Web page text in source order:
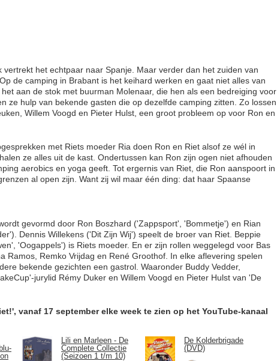
vertrekt het echtpaar naar Spanje. Maar verder dan het zuiden van
de camping in Brabant is het keihard werken en gaat niet alles van
aan de stok met buurman Molenaar, die hen als een bedreiging voor
ze hulp van bekende gasten die op dezelfde camping zitten. Zo lossen
Willem Voogd en Pieter Hulst, een groot probleem op voor Ron en
met Riets moeder Ria doen Ron en Riet alsof ze wél in
ze alles uit de kast. Ondertussen kan Ron zijn ogen niet afhouden
aerobics en yoga geeft. Tot ergernis van Riet, die Ron aanspoort in
al open zijn. Want zij wil maar één ding: dat haar Spaanse
gevormd door Ron Boszhard ('Zappsport', 'Bommetje') en Rian
Dennis Willekens ('Dit Zijn Wij') speelt de broer van Riet. Beppie
'Oogappels') is Riets moeder. En er zijn rollen weggelegd voor Bas
Ramos, Remko Vrijdag en René Groothof. In elke aflevering spelen
bekende gezichten een gastrol. Waaronder Buddy Vedder,
jurylid Rémy Duker en Willem Voogd en Pieter Hulst van 'De
vanaf 17 september elke week te zien op het YouTube-kanaal
Lili en Marleen - De
Complete Collectie
(Seizoen 1 t/m 10)
De Kolderbrigade
(DVD)